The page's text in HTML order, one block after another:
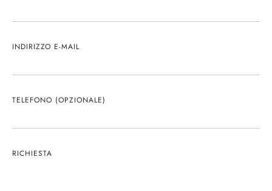
INDIRIZZO E-MAIL
TELEFONO (OPZIONALE)
RICHIESTA